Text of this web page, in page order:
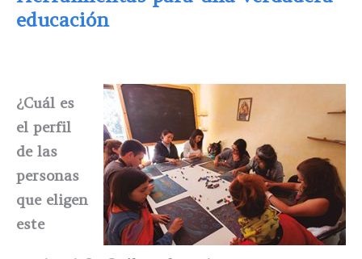
educación
¿Cuál es
el perfil
de las
personas
que eligen
este